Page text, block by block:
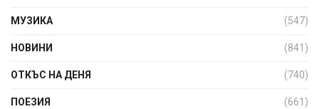
МУЗИКА (547)
НОВИНИ (841)
ОТКЪС НА ДЕНЯ (740)
ПОЕЗИЯ (661)